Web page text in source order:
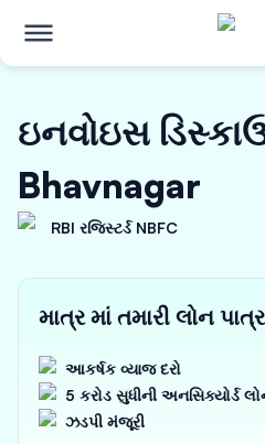
ઇનવોઇસ
Bhavnagar
RBI રજિસ્ટર્ડ NBFC
માત્ર માં તમારી લોન
આકર્ષક વ્યાજ દરો
5 કરોડ સુધીની અનસિક્યોર્ડ
ઝડપી મંજૂરી